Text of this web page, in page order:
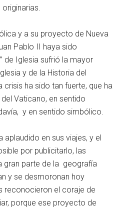
y a su proyecto de Nueva
Pablo II haya sido
de Iglesia sufrió la mayor
y de la Historia del
crisis ha sido tan fuerte, que ha
Vaticano, en sentido
y en sentido simbólico.
aplaudido en sus viajes, y el
por publicitarlo, las
gran parte de la geografía
y se desmoronan hoy
reconocieron el coraje de
porque ese proyecto de